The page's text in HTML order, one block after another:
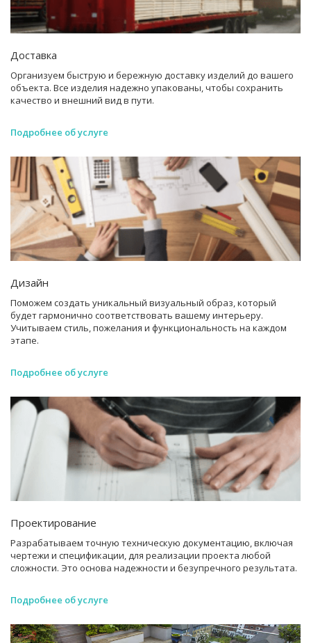
Доставка
Организуем быструю и бережную доставку изделий до вашего
объекта. Все изделия надежно упакованы, чтобы сохранить
качество и внешний вид в пути.
Подробнее об услуге
Дизайн
Поможем создать уникальный визуальный образ, который
будет гармонично соответствовать вашему интерьеру.
Учитываем стиль, пожелания и функциональность на каждом
этапе.
Подробнее об услуге
Проектирование
Разрабатываем точную техническую документацию, включая
чертежи и спецификации, для реализации проекта любой
сложности. Это основа надежности и безупречного результата.
Подробнее об услуге